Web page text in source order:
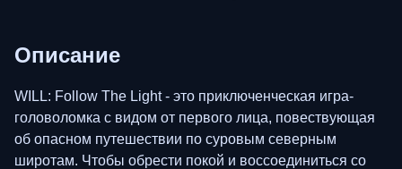
Описание
WILL: Follow The Light - это приключенческая игра-
головоломка с видом от первого лица, повествующая
об опасном путешествии по суровым северным
широтам. Чтобы обрести покой и воссоединиться со